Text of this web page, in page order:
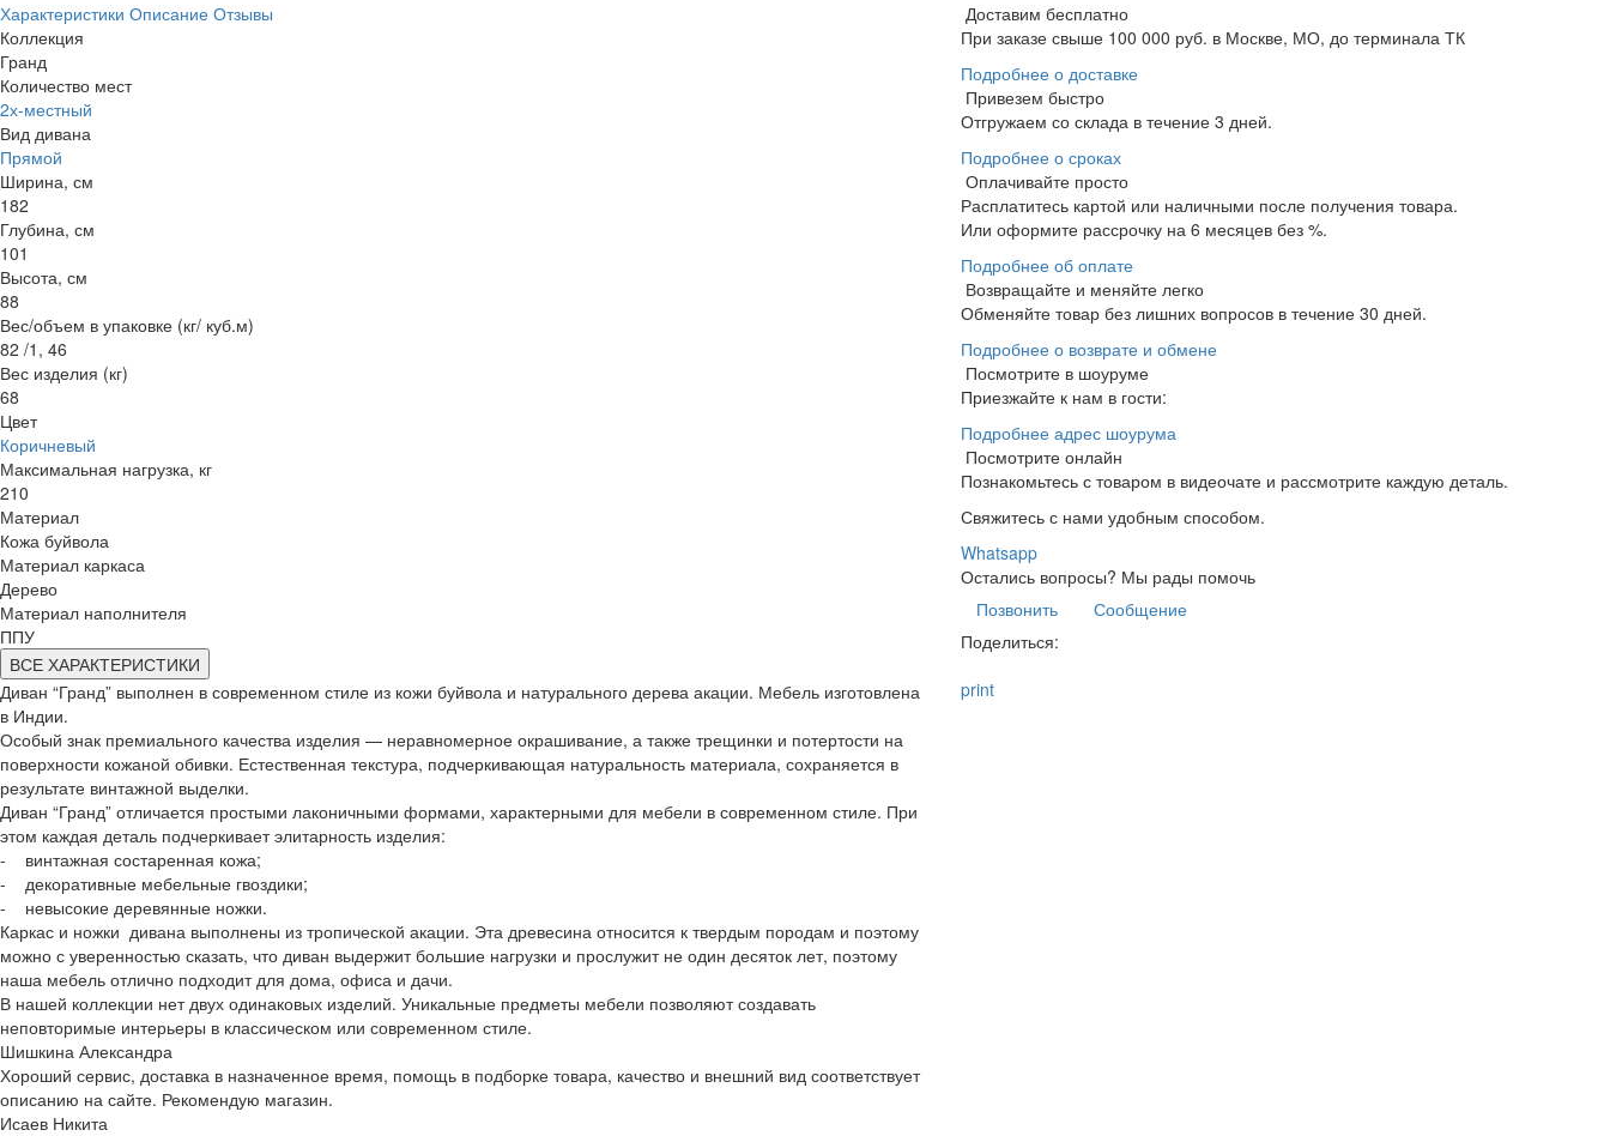
Характеристики Описание Отзывы
Коллекция
Гранд
Количество мест
2х-местный
Вид дивана
Прямой
Ширина, см
182
Глубина, см
101
Высота, см
88
Вес/объем в упаковке (кг/ куб.м)
82 /1, 46
Вес изделия (кг)
68
Цвет
Коричневый
Максимальная нагрузка, кг
210
Материал
Кожа буйвола
Материал каркаса
Дерево
Материал наполнителя
ППУ
ВСЕ ХАРАКТЕРИСТИКИ
Диван “Гранд” выполнен в современном стиле из кожи буйвола и натурального дерева акации. Мебель изготовлена
в Индии.
Особый знак премиального качества изделия — неравномерное окрашивание, а также трещинки и потертости на
поверхности кожаной обивки. Естественная текстура, подчеркивающая натуральность материала, сохраняется в
результате винтажной выделки.
Диван “Гранд” отличается простыми лаконичными формами, характерными для мебели в современном стиле. При
этом каждая деталь подчеркивает элитарность изделия:
- винтажная состаренная кожа;
- декоративные мебельные гвоздики;
- невысокие деревянные ножки.
Каркас и ножки дивана выполнены из тропической акации. Эта древесина относится к твердым породам и поэтому
можно с уверенностью сказать, что диван выдержит большие нагрузки и прослужит не один десяток лет, поэтому
наша мебель отлично подходит для дома, офиса и дачи.
В нашей коллекции нет двух одинаковых изделий. Уникальные предметы мебели позволяют создавать
неповторимые интерьеры в классическом или современном стиле.
Шишкина Александра
Хороший сервис, доставка в назначенное время, помощь в подборке товара, качество и внешний вид соответствует
описанию на сайте. Рекомендую магазин.
Исаев Никита
Доставим бесплатно
При заказе свыше 100 000 руб. в Москве, МО, до терминала ТК
Подробнее о доставке
Привезем быстро
Отгружаем со склада в течение 3 дней.
Подробнее о сроках
Оплачивайте просто
Расплатитесь картой или наличными после получения товара.
Или оформите рассрочку на 6 месяцев без %.
Подробнее об оплате
Возвращайте и меняйте легко
Обменяйте товар без лишних вопросов в течение 30 дней.
Подробнее о возврате и обмене
Посмотрите в шоуруме
Приезжайте к нам в гости:
Подробнее адрес шоурума
Посмотрите онлайн
Познакомьтесь с товаром в видеочате и рассмотрите каждую деталь.
Свяжитесь с нами удобным способом.
Whatsapp
Остались вопросы? Мы рады помочь
Позвонить
Сообщение
Поделиться:
print